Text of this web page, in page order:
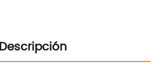
Descripción